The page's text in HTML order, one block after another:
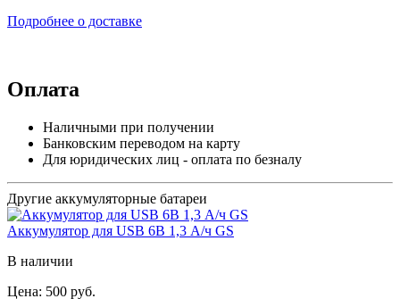
Подробнее о доставке
Оплата
Наличными при получении
Банковским переводом на карту
Для юридических лиц - оплата по безналу
Другие аккумуляторные батареи
Аккумулятор для USB 6В 1,3 А/ч GS
В наличии
Цена: 500 руб.